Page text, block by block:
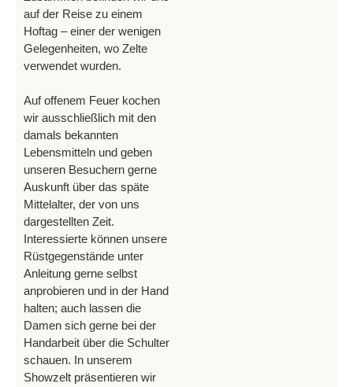
auf der Reise zu einem
Hoftag – einer der wenigen
Gelegenheiten, wo Zelte
verwendet wurden.
Auf offenem Feuer kochen
wir ausschließlich mit den
damals bekannten
Lebensmitteln und geben
unseren Besuchern gerne
Auskunft über das späte
Mittelalter, der von uns
dargestellten Zeit.
Interessierte können unsere
Rüstgegenstände unter
Anleitung gerne selbst
anprobieren und in der Hand
halten; auch lassen die
Damen sich gerne bei der
Handarbeit über die Schulter
schauen. In unserem
Showzelt präsentieren wir